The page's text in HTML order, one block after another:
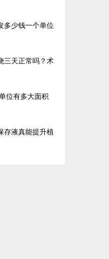
多少钱一个单位
三天正常吗？术
位有多大面积
存液真能提升植